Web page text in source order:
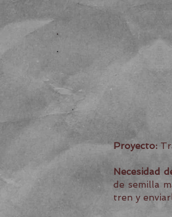
Proyecto:
Necesidad
de semilla
tren y